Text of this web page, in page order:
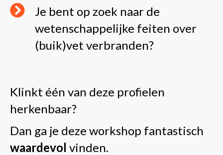
Je bent op zoek naar de
wetenschappelijke feiten over
(buik)vet verbranden?
Klinkt één van deze profielen
herkenbaar?
Dan ga je deze workshop fantastisch
waardevol vinden.